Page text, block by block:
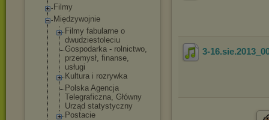
Filmy
Międzywojnie
Filmy fabularne o
dwudziestoleciu
Gospodarka - rolnictwo,
przemysł, finanse,
usługi
Kultura i rozrywka
Polska Agencja
Telegraficzna, Główny
Urząd statystyczny
Postacie
3-